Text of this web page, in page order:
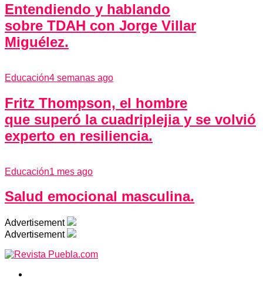
Entendiendo y hablando
sobre TDAH con Jorge Villar
Miguélez.
Educación4 semanas ago
Fritz Thompson, el hombre
que superó la cuadriplejia y se volvió
experto en resiliencia.
Educación1 mes ago
Salud emocional masculina.
Advertisement
Advertisement